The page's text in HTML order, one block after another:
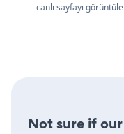
canlı sayfayı
Not sure if